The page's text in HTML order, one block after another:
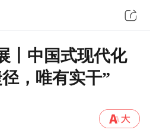
丨中国式现代化
，唯有实干”